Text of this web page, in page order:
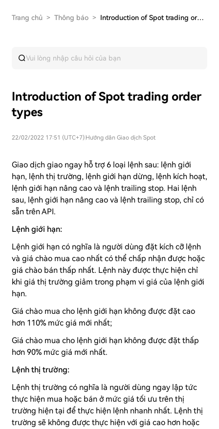
Trang chủ > Thông báo > Introduction of Spot trading order types
Introduction of Spot trading order
types
22/02/2022 17:51 (UTC+7) Hướng dân Giao dịch Spot
Giao dịch giao ngay hỗ trợ 6 loại lệnh sau: lệnh giới
hạn, lệnh thị trường, lệnh giới hạn dừng, lệnh kích hoạt,
lệnh giới hạn nâng cao và lệnh trailing stop. Hai lệnh
sau, lệnh giới hạn nâng cao và lệnh trailing stop, chỉ có
sẵn trên API.
Lệnh giới hạn:
Lệnh giới hạn có nghĩa là người dùng đặt kích cỡ lệnh
và giá chào mua cao nhất có thể chấp nhận được hoặc
giá chào bán thấp nhất. Lệnh này được thực hiện chỉ
khi giá thị trường giảm trong phạm vi giá của lệnh giới
hạn.
Giá chào mua cho lệnh giới hạn không được đặt cao
hơn 110% mức giá mới nhất;
Giá chào mua cho lệnh giới hạn không được đặt thấp
hơn 90% mức giá mới nhất.
Lệnh thị trường:
Lệnh thị trường có nghĩa là người dùng ngay lập tức
thực hiện mua hoặc bán ở mức giá tối ưu trên thị
trường hiện tại để thực hiện lệnh nhanh nhất. Lệnh thị
trường sẽ không được thực hiện với giá cao hơn hoặc